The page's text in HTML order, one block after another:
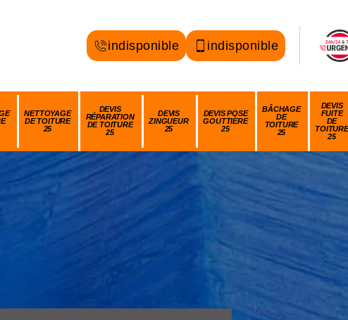
indisponible indisponible
NETTOYAGE
DE TOITURE
25
DEVIS
RÉPARATION
DE TOITURE
25
DEVIS
ZINGUEUR
25
DEVIS POSE
GOUTTIÈRE
25
BÂCHAGE
DE
TOITURE
25
DEVIS
FUITE
DE
TOITURE
25